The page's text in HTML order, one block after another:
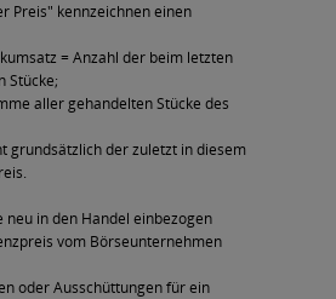
Preis" kennzeichnen einen
= Anzahl der beim letzten
Stücke;
aller gehandelten Stücke des
grundsätzlich der zuletzt in diesem
neu in den Handel einbezogen
vom Börseunternehmen
oder Ausschüttungen für ein